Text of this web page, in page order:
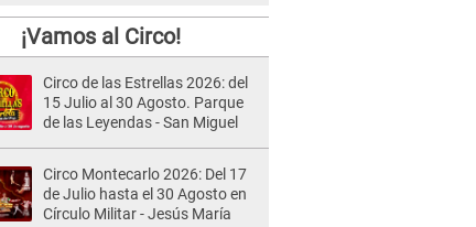
¡Vamos al Circo!
Circo de las Estrellas 2026: del
15 Julio al 30 Agosto. Parque
de las Leyendas - San Miguel
Circo Montecarlo 2026: Del 17
de Julio hasta el 30 Agosto en
Círculo Militar - Jesús María